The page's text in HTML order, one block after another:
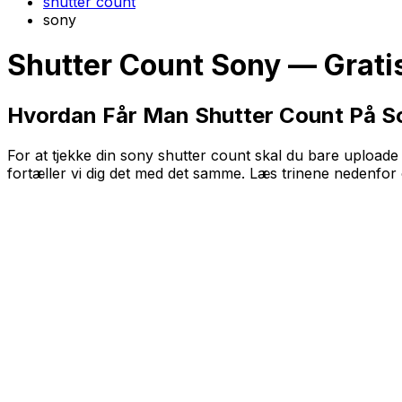
sony
Shutter Count Sony —
Hvordan Får Man Shutter Count På
For at tjekke din sony shutter count skal du bare
fortæller vi dig det med det samme. Læs trinene